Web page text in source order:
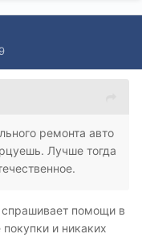
ремонта авто
Лучше тогда
спрашивает помощи в
и никаких